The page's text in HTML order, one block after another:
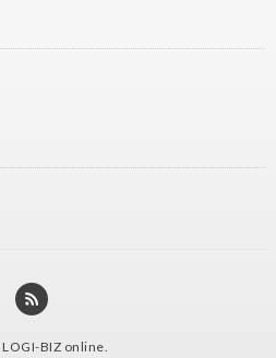
LOGI-BIZ online